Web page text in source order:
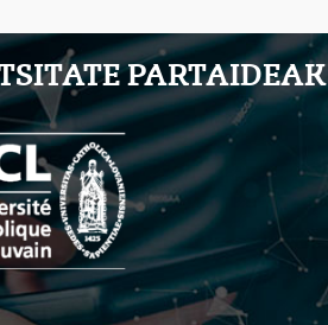
PARTAIDEAK